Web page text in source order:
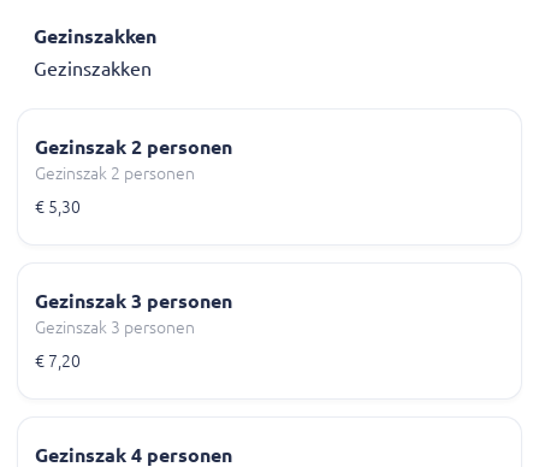
Gezinszakken
Gezinszakken
Gezinszak 2 personen
Gezinszak 2 personen
€ 5,30
Gezinszak 3 personen
Gezinszak 3 personen
€ 7,20
Gezinszak 4 personen